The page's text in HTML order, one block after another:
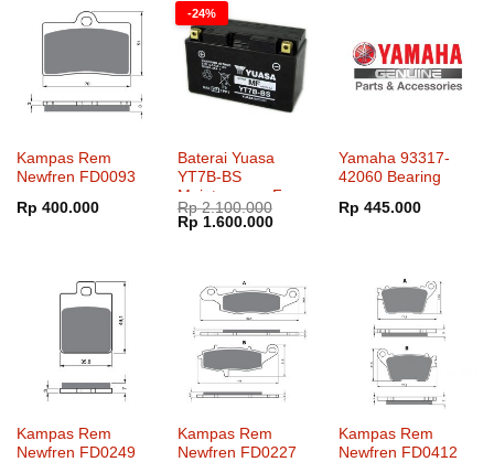
Kampas Rem
Newfren FD0093
Rp 400.000
-24%
Baterai Yuasa
YT7B-BS
Maintenance Free
Rp2.100.000
Harga
aslinya
Rp 1.600.000Harga
Yamaha 93317-
42060 Bearing
Rp 445.000
Kampas Rem
Newfren FD0249
Kampas Rem
Newfren FD0227
Kampas Rem
Newfren FD0412